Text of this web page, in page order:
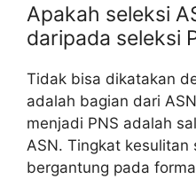
Apakah seleksi
daripada seleksi
Tidak bisa dikatakan
adalah bagian dari
menjadi PNS adalah
ASN. Tingkat kesulitan
bergantung pada